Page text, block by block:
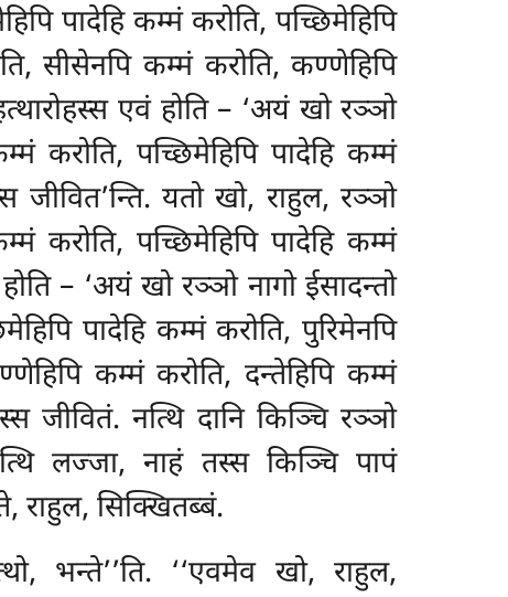
पादेहि कम्मं करोति, पच्छिमेहिपि
सीसेनपि कम्मं करोति, कण्णेहिपि
एवं होति – ‘अयं खो रञ्ञो
करोति, पच्छिमेहिपि पादेहि कम्मं
जीवित’न्ति. यतो खो, राहुल, रञ्ञो
करोति, पच्छिमेहिपि पादेहि कम्मं
– ‘अयं खो रञ्ञो नागो ईसादन्तो
पादेहि कम्मं करोति, पुरिमेनपि
कम्मं करोति, दन्तेहिपि कम्मं
जीवितं. नत्थि दानि किञ्चि रञ्ञो
लज्जा, नाहं तस्स किञ्चि पापं
राहुल, सिक्खितब्बं.
भन्ते’’ति. ‘‘एवमेव खो, राहुल,